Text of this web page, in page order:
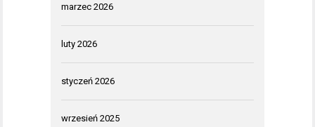
marzec 2026
luty 2026
styczeń 2026
wrzesień 2025